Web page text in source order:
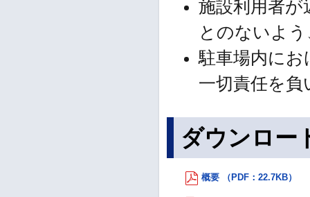
施設利用者が
とのないよ
駐車場内にお
一切責任を負
ダウンロー
概要 （PDF：22.7KB）